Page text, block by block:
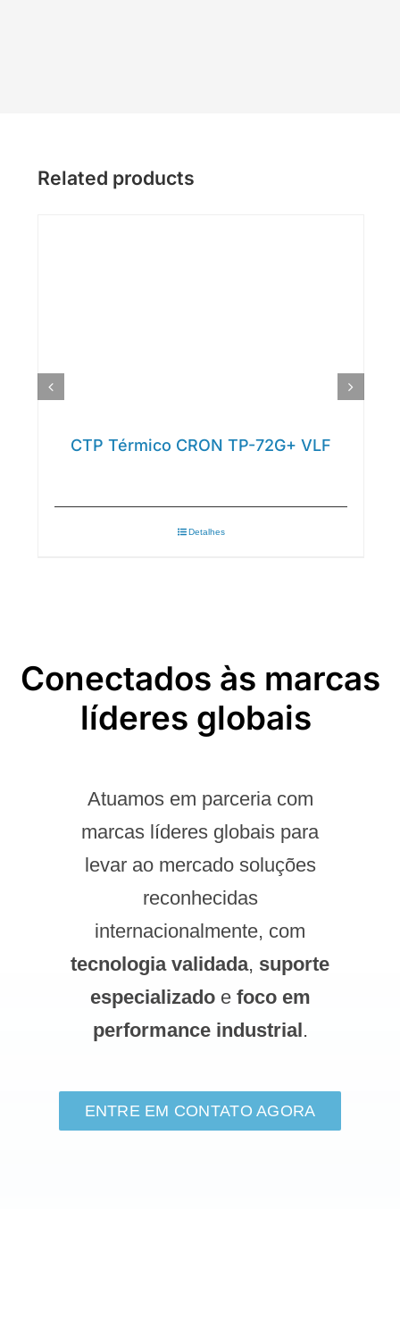
Related products
CTP Térmico CRON TP-72G+ VLF
Detalhes
Conectados às marcas
líderes globais ​
Atuamos em parceria com
marcas líderes globais para
levar ao mercado soluções
reconhecidas
internacionalmente, com
tecnologia validada, suporte
especializadoe foco em
performance industrial .
ENTRE EM CONTATO AGORA